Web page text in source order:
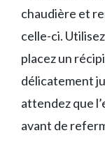
chaudière et
celle-ci.
placez un
délicatement
attendez que
avant de